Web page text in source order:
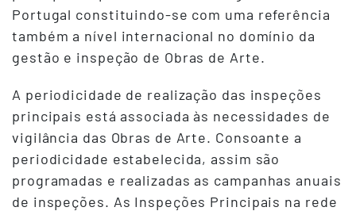
Portugal constituindo-se com uma referência
também a nível internacional no domínio da
gestão e inspeção de Obras de Arte.
A periodicidade de realização das inspeções
principais está associada às necessidades de
vigilância das Obras de Arte. Consoante a
periodicidade estabelecida, assim são
programadas e realizadas as campanhas anuais
de inspeções. As Inspeções Principais na rede